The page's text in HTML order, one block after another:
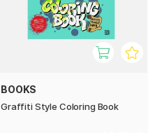
BOOKS
Graffiti Style Coloring Book